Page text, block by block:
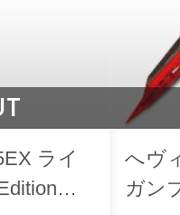
ライ
へヴ
ガン